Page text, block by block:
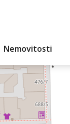
Nemovitosti